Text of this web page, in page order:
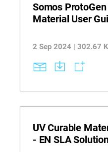
Somos
Material User
2 Sep 2024 | 302.67
UV Curable
- EN SLA